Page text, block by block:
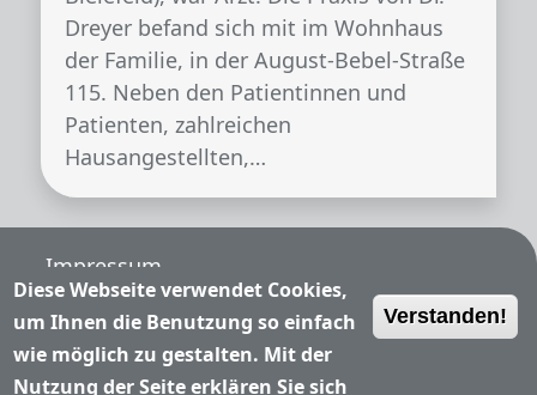
Dreyer befand sich mit im Wohnhaus
der Familie, in der August-Bebel-Straße
115. Neben den Patientinnen und
Patienten, zahlreichen
Hausangestellten,…
Fußzeile
Impressum
Nutzungsbedingungen
Datenschutzerklärung
Diese Webseite verwendet Cookies,
um Ihnen die Benutzung so einfach
wie möglich zu gestalten. Mit der
Nutzung der Seite erklären Sie sich
Verstanden!